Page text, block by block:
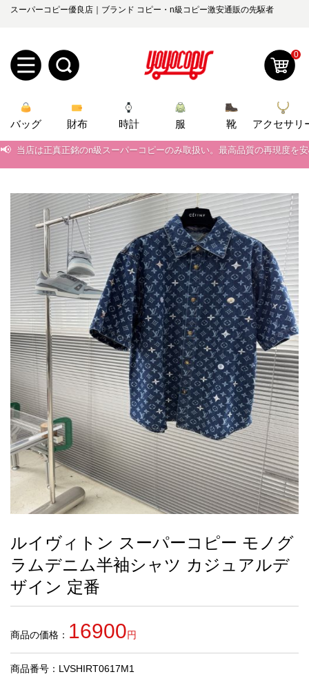
スーパーコピー優良店｜ブランド コピー・n級コピー激安通販の先駆者
規
ユ
ー
登
録
ロ
グ
オ
ー
ダ
ー
管
理
お
知
ら
せ
yoyocopys@gmail.com
2026人気特集
バッグ
財布
時計
服
ズボン
衣装セット
靴
住まい用品
アクセサリー
ベルト
スカーフ
アイフォーンケ
ース
小物
最
新
製
お
す
す
め
商
人
0
バッグ 財布 時計 服 靴 アクセサリ
📢 当店は正真正銘のn級スーパーコピーのみ取扱い。最高品質の再現度を
📢 当店は正真正銘のn級スーパーコピーのみ取扱い。最高品質の再現度を
2026春の新作続々更新中！期間中のご注文でお得な割引をご利用いただ
📢 新作入荷！ルイ・ヴィトンスーパーコピー バッグ最新モデルが登場。
ルイヴィトン スーパーコピー モノグ
ラムデニム半袖シャツ カジュアルデ
ザイン 定番
商品の価格： 16900円
商品番号：LVSHIRT0617M1